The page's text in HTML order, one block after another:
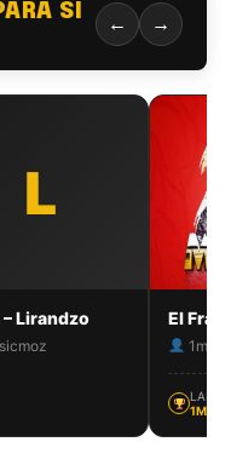
SI
← →
L
Lirandzo
1MZ